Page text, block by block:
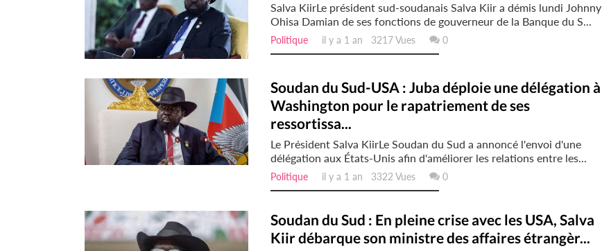
Salva KiirLe président sud-soudanais Salva Kiir a démis lundi Johnny
Ohisa Damian de ses fonctions de gouverneur de la Banque du S...
Politique il y a 1 an 3217 Vues 0
Soudan du Sud-USA : Juba déploie une délégation à
Washington pour le rapatriement de ses
ressortissa...
Le Président Salva KiirLe Soudan du Sud a annoncé l'envoi d'une
délégation aux États-Unis afin d'améliorer les relations entre les...
Politique il y a 1 an 3322 Vues 0
Soudan du Sud : En pleine crise avec les USA, Salva
Kiir débarque son ministre des affaires étrangèr...